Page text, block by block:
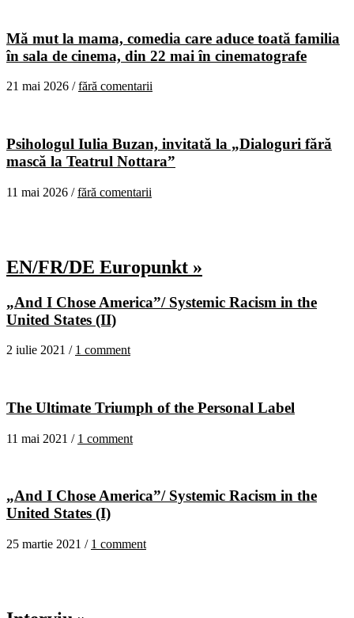
Mă mut la mama, comedia care aduce toată familia
în sala de cinema, din 22 mai în cinematografe
21 mai 2026 /fără comentarii
Psihologul Iulia Buzan, invitată la „Dialoguri fără
mască la Teatrul Nottara”
11 mai 2026 /fără comentarii
EN/FR/DE Europunkt »
„And I Chose America”/ Systemic Racism in the
United States (II)
2 iulie 2021 / 1 comment
The Ultimate Triumph of the Personal Label
11 mai 2021 / 1 comment
„And I Chose America”/ Systemic Racism in the
United States (I)
25 martie 2021 / 1 comment